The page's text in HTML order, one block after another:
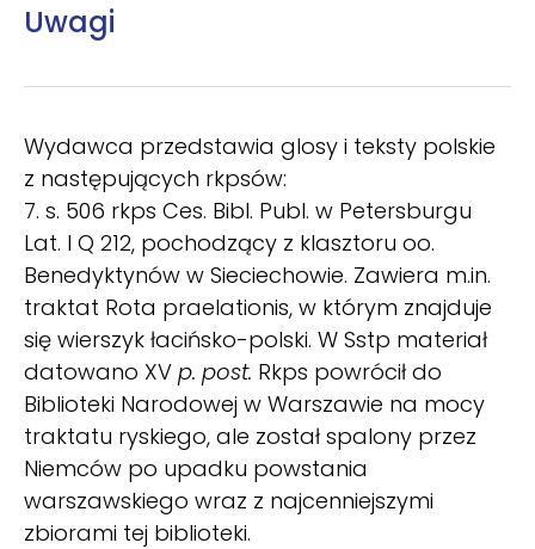
Uwagi
Wydawca przedstawia glosy i teksty polskie
z następujących rkpsów:
7. s. 506 rkps Ces. Bibl. Publ. w Petersburgu
Lat. I Q 212, pochodzący z klasztoru oo.
Benedyktynów w Sieciechowie. Zawiera m.in.
traktat Rota praelationis, w którym znajduje
się wierszyk łacińsko-polski. W Sstp materiał
datowano XV p. post. Rkps powrócił do
Biblioteki Narodowej w Warszawie na mocy
traktatu ryskiego, ale został spalony przez
Niemców po upadku powstania
warszawskiego wraz z najcenniejszymi
zbiorami tej biblioteki.